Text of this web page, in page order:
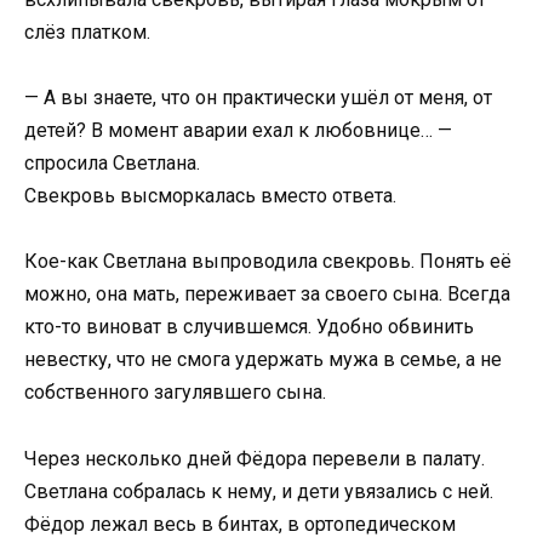
слёз платком.
— А вы знаете, что он практически ушёл от меня, от
детей? В момент аварии ехал к любовнице… —
спросила Светлана.
Свекровь высморкалась вместо ответа.
Кое-как Светлана выпроводила свекровь. Понять её
можно, она мать, переживает за своего сына. Всегда
кто-то виноват в случившемся. Удобно обвинить
невестку, что не смога удержать мужа в семье, а не
собственного загулявшего сына.
Через несколько дней Фёдора перевели в палату.
Светлана собралась к нему, и дети увязались с ней.
Фёдор лежал весь в бинтах, в ортопедическом